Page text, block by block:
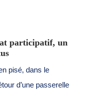
participatif, un
pisé, dans le
d’une passerelle